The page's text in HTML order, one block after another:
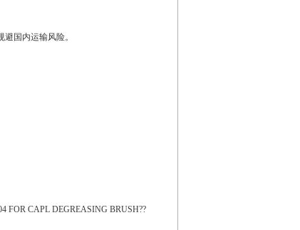
国内运输风险。
FOR CAPL DEGREASING BRUSH??